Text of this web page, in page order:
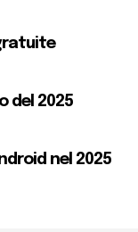
del 2025
nel 2025